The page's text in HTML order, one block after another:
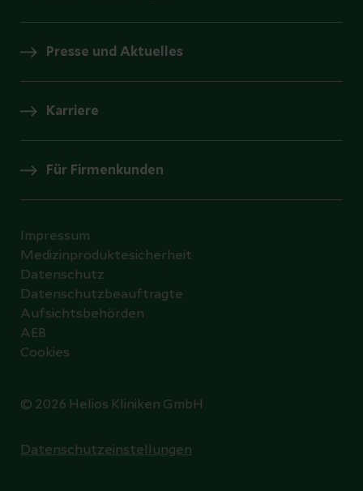
Presse und Aktuelles
Karriere
Für Firmenkunden
© 2026 Helios Kliniken GmbH
Impressum
Medizinproduktesicherheit
Datenschutz
Datenschutzbeauftragte
Aufsichtsbehörden
AEB
Cookies
Datenschutzeinstellungen